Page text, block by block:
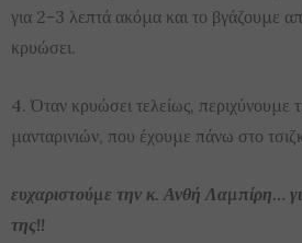
για 2-3 λεπτά ακόμα και το βγάζουμε
κρυώσει.
4. Όταν κρυώσει τελείως, περιχύνουμε
μανταρινιών, που έχουμε πάνω στο
ευχαριστούμε την κ. Ανθή Λαμπίρη…
της!!